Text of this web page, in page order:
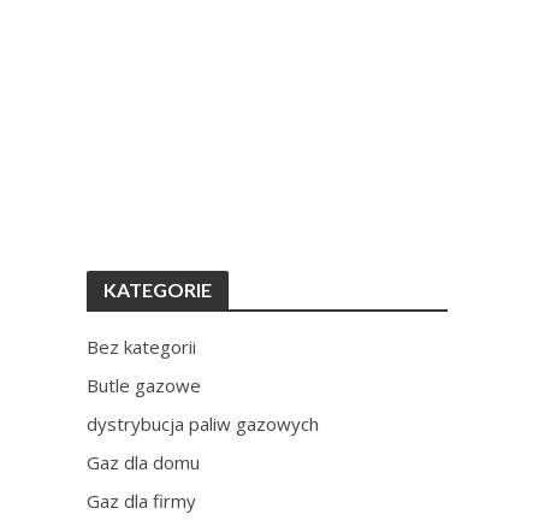
KATEGORIE
Bez kategorii
Butle gazowe
dystrybucja paliw gazowych
Gaz dla domu
Gaz dla firmy